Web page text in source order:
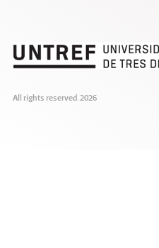
All rights reserved. 2026